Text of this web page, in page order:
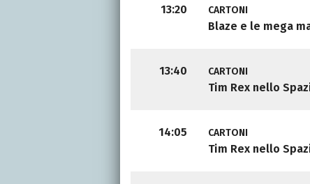
13:20 CARTONI
Blaze e le mega
13:40 CARTONI
Tim Rex nello
14:05 CARTONI
Tim Rex nello